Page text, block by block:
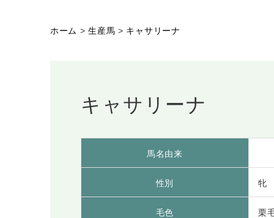
ホーム >生産馬 > キャサリーナ
キャサリーナ
馬名由来
性別 牝
毛色 栗